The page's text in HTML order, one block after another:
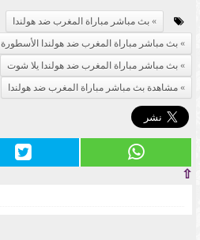
بث مباشر مباراة المغرب ضد هولندا
بث مباشر مباراة المغرب ضد هولندا الأسطورة
بث مباشر مباراة المغرب ضد هولندا يلا شوت
مشاهدة بث مباشر مباراة المغرب ضد هولندا
⇧